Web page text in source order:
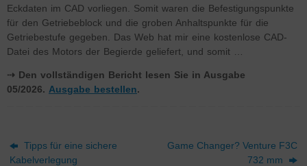
Eckdaten im CAD vorliegen. Somit waren die Befestigungspunkte
für den Getriebeblock und die groben Anhaltspunkte für die
Getriebestufe gegeben. Das Web hat mir eine kostenlose CAD-
Datei des Motors der Begierde geliefert, und somit …
⇢ Den vollständigen Bericht lesen Sie in Ausgabe
05/2026. Ausgabe bestellen.
Tipps für eine sichere
Kabelverlegung
Game Changer? Venture F3C
732 mm